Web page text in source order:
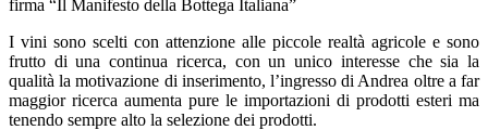
firma “Il Manifesto della Bottega Italiana”
I vini sono scelti con attenzione alle piccole realtà agricole e sono
frutto di una continua ricerca, con un unico interesse che sia la
qualità la motivazione di inserimento, l’ingresso di Andrea oltre a far
maggior ricerca aumenta pure le importazioni di prodotti esteri ma
tenendo sempre alto la selezione dei prodotti.